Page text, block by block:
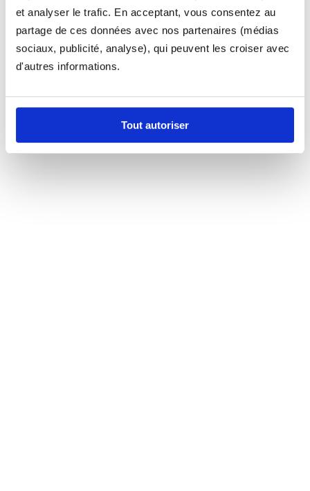
et analyser le trafic. En acceptant, vous consentez au
partage de ces données avec nos partenaires (médias
sociaux, publicité, analyse), qui peuvent les croiser avec
d'autres informations.
Tout autoriser